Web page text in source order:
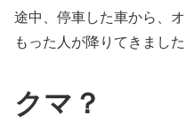
途中、停車した車から、
もった人が降りてきました
クマ？